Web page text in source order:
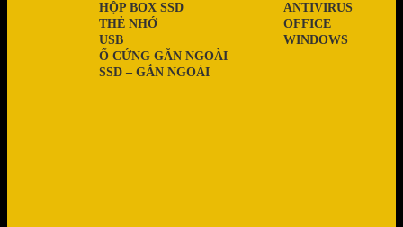
SSD – GẮN NGOÀI
Ổ CỨNG GẮN NGOÀI
USB
THẺ NHỚ
HỘP BOX SSD
WINDOWS
OFFICE
ANTIVIRUS